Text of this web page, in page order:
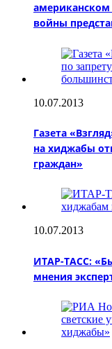
американском
войны
10.07.2013
Газета
на хиджабы
граждан»
10.07.2013
ИТАР-ТАСС:
мнения